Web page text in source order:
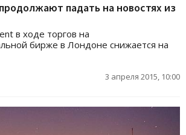
падать на новостях из
в ходе торгов на
бирже в Лондоне снижается на
3 апреля 2015, 10:00